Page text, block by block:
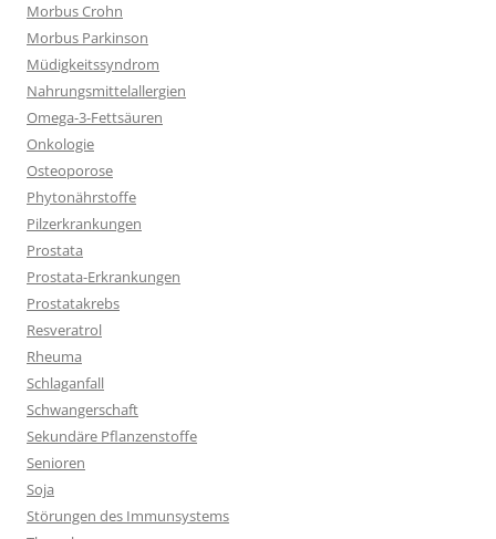
Morbus Crohn
Morbus Parkinson
Müdigkeitssyndrom
Nahrungsmittelallergien
Omega-3-Fettsäuren
Onkologie
Osteoporose
Phytonährstoffe
Pilzerkrankungen
Prostata
Prostata-Erkrankungen
Prostatakrebs
Resveratrol
Rheuma
Schlaganfall
Schwangerschaft
Sekundäre Pflanzenstoffe
Senioren
Soja
Störungen des Immunsystems